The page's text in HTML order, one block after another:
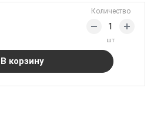
Количество
шт
В корзину